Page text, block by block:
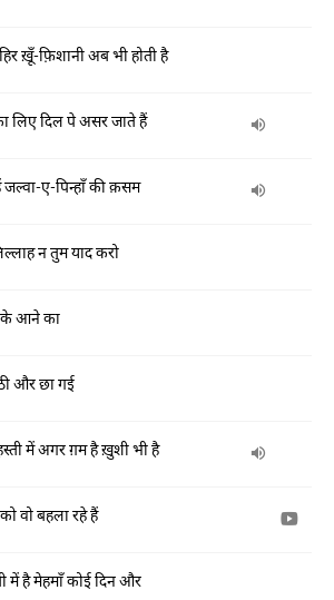
ख़ूँ-फ़िशानी अब भी होती है
लिए दिल पे असर जाते हैं
ए-पिन्हाँ की क़सम
न तुम याद करो
के आने का
और छा गई
में अगर ग़म है ख़ुशी भी है
वो बहला रहे हैं
में है मेहमाँ कोई दिन और